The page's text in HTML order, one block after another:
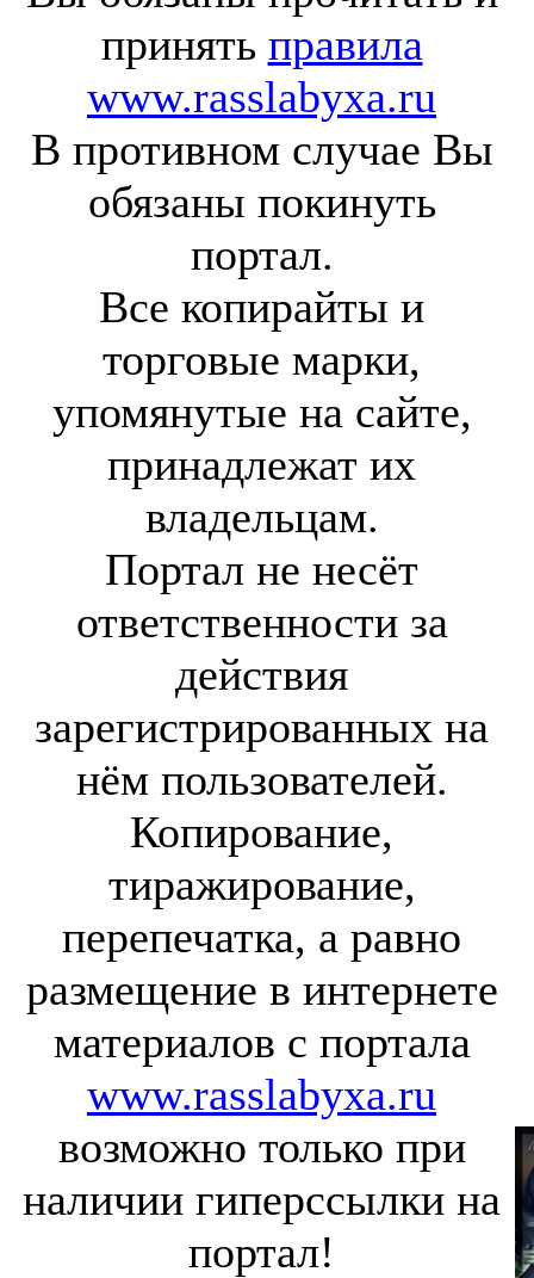
принять правила
www.rasslabyxa.ru
В противном случае Вы
обязаны покинуть
портал.
Все копирайты и
торговые марки,
упомянутые на сайте,
принадлежат их
владельцам.
Портал не несёт
ответственности за
действия
зарегистрированных на
нём пользователей.
Копирование,
тиражирование,
перепечатка, а равно
размещение в интернете
материалов с портала
www.rasslabyxa.ru
возможно только при
наличии гиперссылки на
портал!